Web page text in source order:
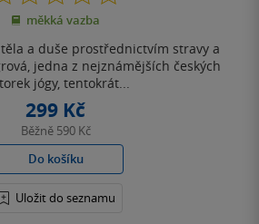
z
5
měkká vazba
a duše prostřednictvím stravy a
jedna z nejznámějších českých
jógy, tentokrát...
299 Kč
Běžně 590 Kč
Do košíku
Uložit do seznamu